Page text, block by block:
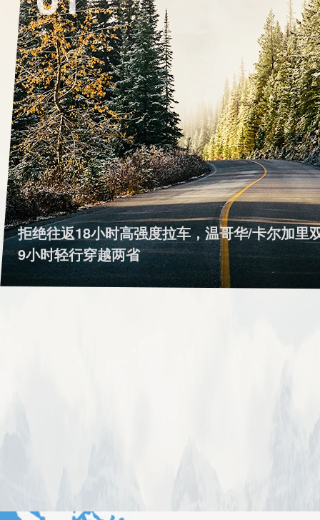
拒绝往返18小时高强度拉车，温哥华/卡尔加里
9小时轻行穿越两省